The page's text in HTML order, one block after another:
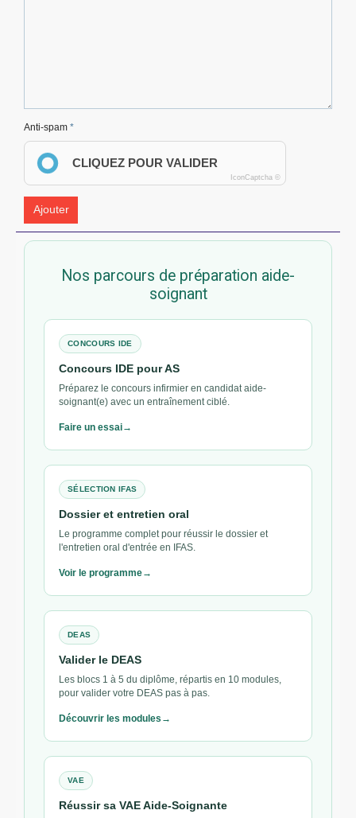
Anti-spam
CLIQUEZ POUR VALIDER
IconCaptcha ©
Ajouter
Nos parcours de préparation aide-
soignant
CONCOURS IDE
Concours IDE pour AS
Préparez le concours infirmier en candidat aide-
soignant(e) avec un entraînement ciblé.
Faire un essai
SÉLECTION IFAS
Dossier et entretien oral
Le programme complet pour réussir le dossier et
l'entretien oral d'entrée en IFAS.
Voir le programme
DEAS
Valider le DEAS
Les blocs 1 à 5 du diplôme, répartis en 10 modules,
pour valider votre DEAS pas à pas.
Découvrir les modules
VAE
Réussir sa VAE Aide-Soignante